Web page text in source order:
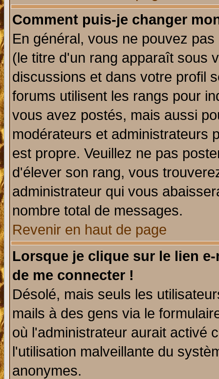
Comment puis-je changer
En général, vous ne pouvez
(le titre d'un rang apparaît sous
discussions et dans votre profil
forums utilisent les rangs pour
vous avez postés, mais aussi
modérateurs et administrateurs
est propre. Veuillez ne pas
d'élever son rang, vous
administrateur qui vous
nombre total de messages.
Revenir en haut de page
Lorsque je clique sur le lien
de me connecter !
Désolé, mais seuls les
mails à des gens via le
où l'administrateur aurait activé
l'utilisation malveillante du
anonymes.